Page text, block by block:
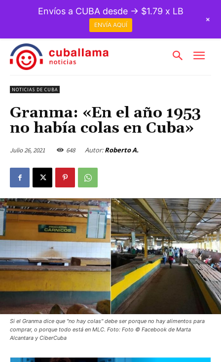
NOTICIAS DE CUBA
Granma: «En el año 1953
no había colas en Cuba»
Julio 26, 2021 648 Autor: Roberto A.
Si el Granma dice que "no hay colas" debe ser porque no hay alimentos para
comprar, o porque todo está en MLC. Foto: Foto © Facebook de Marta
Alcantara y CiberCuba
Envíos a CUBA desde → $1.79 x LB
ENVÍA AQUÍ
+